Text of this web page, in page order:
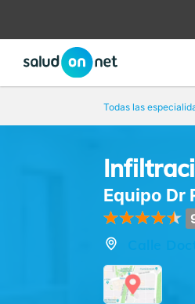
Todas las
Equipo Dr